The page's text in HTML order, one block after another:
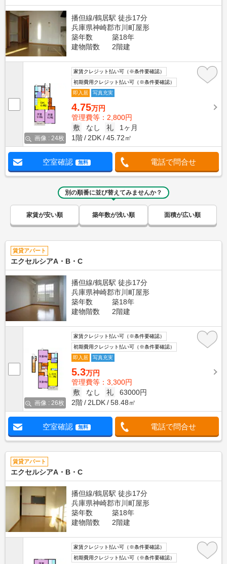
播但線/鶴居駅 徒歩17分
兵庫県神崎郡市川町屋形
築年数
築18年
建物階数
2階建
画像 : 24枚
家賃クレジット払い可（※条件要確認）
初期費用クレジット払い可（※条件要確認）
即入居
写真充実
4.75万円
管理費等：2,800円
敷
なし 礼
1ヶ月
1階
2DK 45.72㎡
空室確認 無料 電話で問合せ
別の順番に並び替えてみませんか？
家賃が安い順 築年数が浅い順 面積が広い順
賃貸アパート
エクセルシアA・B・C
播但線/鶴居駅 徒歩17分
兵庫県神崎郡市川町屋形
築年数
築18年
建物階数
2階建
画像 : 26枚
家賃クレジット払い可（※条件要確認）
初期費用クレジット払い可（※条件要確認）
即入居
写真充実
5.3万円
管理費等：3,300円
敷
なし 礼
63000円
2階
2LDK 58.48㎡
空室確認 無料 電話で問合せ
賃貸アパート
エクセルシアA・B・C
播但線/鶴居駅 徒歩17分
兵庫県神崎郡市川町屋形
築年数
築18年
建物階数
2階建
家賃クレジット払い可（※条件要確認）
初期費用クレジット払い可（※条件要確認）